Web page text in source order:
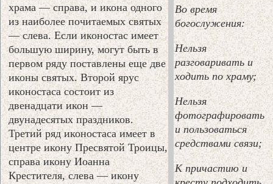
Во время
богослужения:
Нельзя
разговаривать и
ходить по храму;
Нельзя
фотографировать
и пользоваться
средствами связи;
К причастию и
храма — справа, и икона одного
из наиболее почитаемых святых
— слева. Если иконостас имеет
большую ширину, могут быть в
первом ряду поставлены еще две
иконы святых. Второй ярус
иконостаса состоит из
двенадцати икон —
двунадесятых праздников.
Третий ряд иконостаса имеет в
центре икону Пресвятой Троицы,
справа икону Иоанна
Крестителя, слева — икону